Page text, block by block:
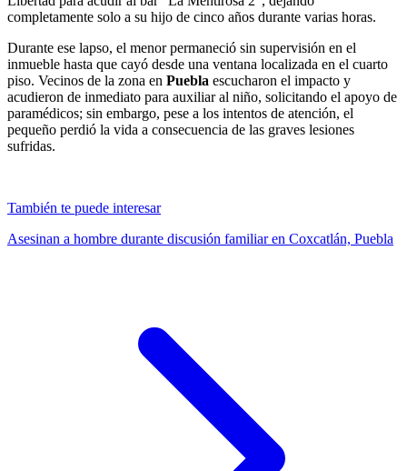
completamente solo a su hijo de cinco años durante varias horas.
Durante ese lapso, el menor permaneció sin supervisión en el
inmueble hasta que cayó desde una ventana localizada en el cuarto
piso. Vecinos de la zona en Puebla escucharon el impacto y
acudieron de inmediato para auxiliar al niño, solicitando el apoyo de
paramédicos; sin embargo, pese a los intentos de atención, el
pequeño perdió la vida a consecuencia de las graves lesiones
sufridas.
También te puede interesar
Asesinan a hombre durante discusión familiar en Coxcatlán, Puebla